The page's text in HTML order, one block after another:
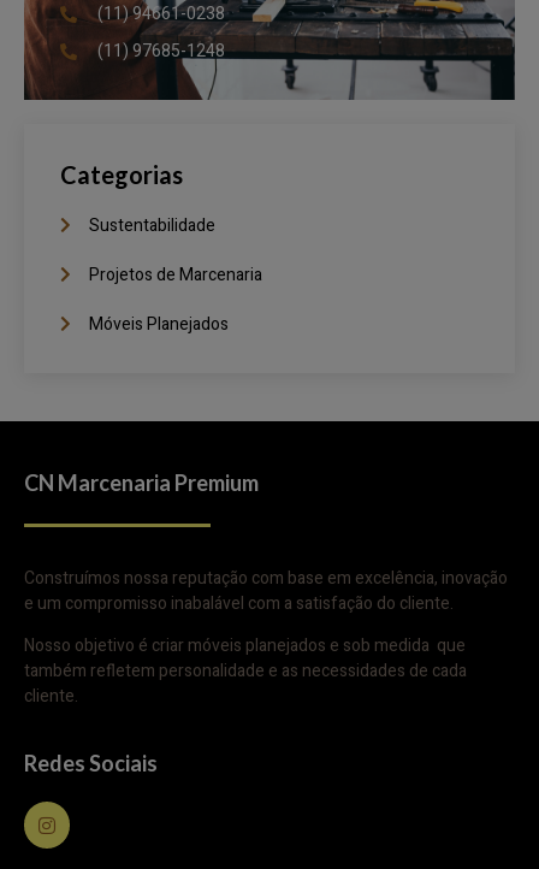
(11) 94661-0238
(11) 97685-1248
Categorias
Sustentabilidade
Projetos de Marcenaria
Móveis Planejados
CN Marcenaria Premium
Construímos nossa reputação com base em excelência, inovação
e um compromisso inabalável com a satisfação do cliente.
Nosso objetivo é criar móveis planejados e sob medida que
também refletem personalidade e as necessidades de cada
cliente.
Redes Sociais